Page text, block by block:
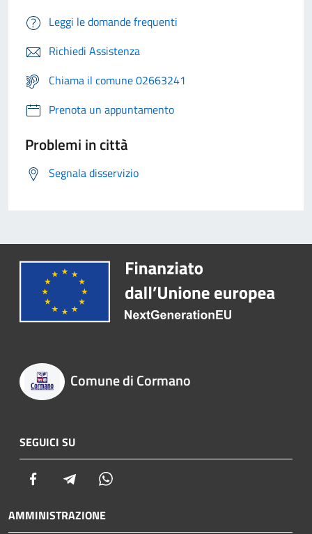
Leggi le domande frequenti
Richiedi Assistenza
Chiama il comune 02663241
Prenota un appuntamento
Problemi in città
Segnala disservizio
Comune di Cormano
SEGUICI SU
Facebook Telegram
AMMINISTRAZIONE